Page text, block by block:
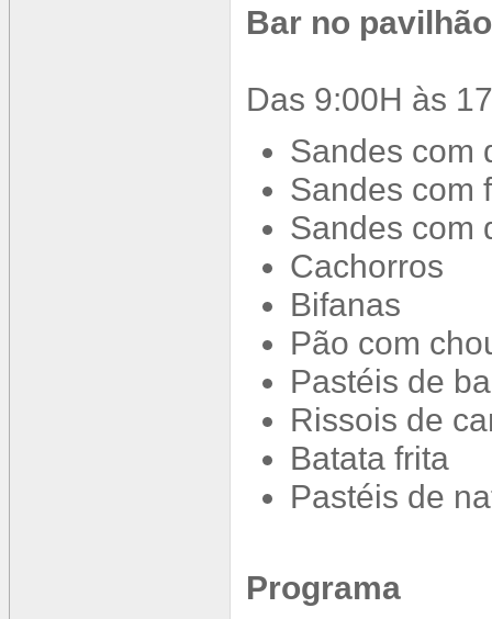
Bar no pavilhão
Das 9:00H às
Sandes com
Sandes com
Sandes com
Cachorros
Bifanas
Pão com
Pastéis de
Rissois de
Batata frita
Pastéis de
Programa